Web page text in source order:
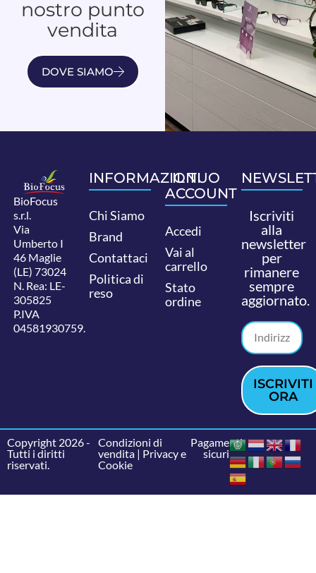
nostro punto
vendita
DOVE SIAMO
BioFocus
s.r.l.
Via
Umberto I
46 Maglie
(LE) 73024
N. Rea: LE-
305825
P.IVA
04581930759.
INFORMAZIONI
Chi Siamo
Brand
Contattaci
Politica di
reso
IL TUO
ACCOUNT
Accedi
Vai al
carrello
Stato
ordine
Iscriviti
alla
newsletter
per
rimanere
sempre
aggiornato.
ISCRIVITI
ORA
Copyright 2026 -
Tutti i diritti
riservati.
Condizioni di
vendita| Privacy e
Cookie
Pagamenti
sicuri